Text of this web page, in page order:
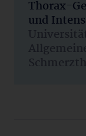
Thorax-
und